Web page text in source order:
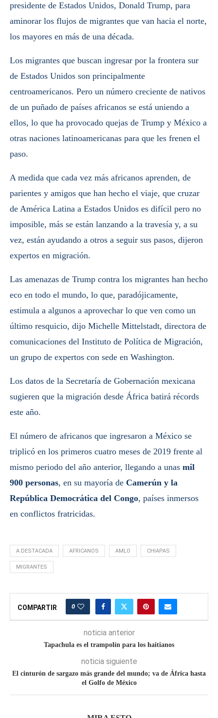
presidente de Estados Unidos, Donald Trump, para
aminorar los flujos de migrantes que van hacia el norte,
los mayores en más de una década.
Los migrantes que buscan ingresar por la frontera sur
de Estados Unidos son principalmente
centroamericanos. Pero un número creciente de nativos
de un puñado de países africanos se está uniendo a
ellos, lo que ha provocado quejas de Trump y México a
otras naciones latinoamericanas para que les frenen el
paso.
A medida que cada vez más africanos aprenden, de
parientes y amigos que han hecho el viaje, que cruzar
de América Latina a Estados Unidos es difícil pero no
imposible, más se están lanzando a la travesía y, a su
vez, están ayudando a otros a seguir sus pasos, dijeron
expertos en migración.
Las amenazas de Trump contra los migrantes han hecho
eco en todo el mundo, lo que, paradójicamente,
estimula a algunos a aprovechar lo que ven como un
último resquicio, dijo Michelle Mittelstadt, directora de
comunicaciones del Instituto de Política de Migración,
un grupo de expertos con sede en Washington.
Los datos de la Secretaría de Gobernación mexicana
sugieren que la migración desde África batirá récords
este año.
El número de africanos que ingresaron a México se
triplicó en los primeros cuatro meses de 2019 frente al
mismo periodo del año anterior, llegando a unas mil
900 personas, en su mayoría de Camerún y la
República Democrática del Congo, países inmersos
en conflictos fratricidas.
A DESTACADA AFRICANOS AMLO CHIAPAS
MIGRANTES
COMPARTIR 0
noticia anterior
Tapachula es el trampolín para los haitianos
noticia siguiente
El cinturón de sargazo más grande del mundo; va de África hasta
el Golfo de México